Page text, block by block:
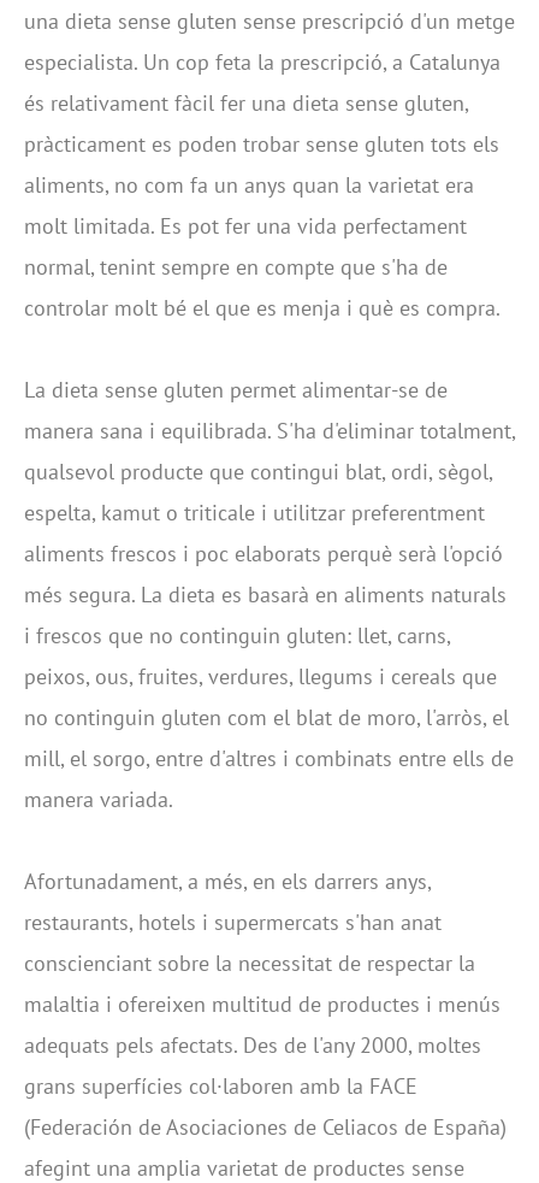
una dieta sense gluten sense prescripció d'un metge
especialista. Un cop feta la prescripció, a Catalunya
és relativament fàcil fer una dieta sense gluten,
pràcticament es poden trobar sense gluten tots els
aliments, no com fa un anys quan la varietat era
molt limitada. Es pot fer una vida perfectament
normal, tenint sempre en compte que s'ha de
controlar molt bé el que es menja i què es compra.
La dieta sense gluten permet alimentar-se de
manera sana i equilibrada. S'ha d'eliminar totalment,
qualsevol producte que contingui blat, ordi, sègol,
espelta, kamut o triticale i utilitzar preferentment
aliments frescos i poc elaborats perquè serà l'opció
més segura. La dieta es basarà en aliments naturals
i frescos que no continguin gluten: llet, carns,
peixos, ous, fruites, verdures, llegums i cereals que
no continguin gluten com el blat de moro, l'arròs, el
mill, el sorgo, entre d'altres i combinats entre ells de
manera variada.
Afortunadament, a més, en els darrers anys,
restaurants, hotels i supermercats s'han anat
conscienciant sobre la necessitat de respectar la
malaltia i ofereixen multitud de productes i menús
adequats pels afectats. Des de l'any 2000, moltes
grans superfícies col·laboren amb la FACE
(Federación de Asociaciones de Celiacos de España)
afegint una amplia varietat de productes sense